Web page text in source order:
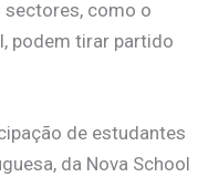
como o
podem tirar partido
de estudantes
da Nova School